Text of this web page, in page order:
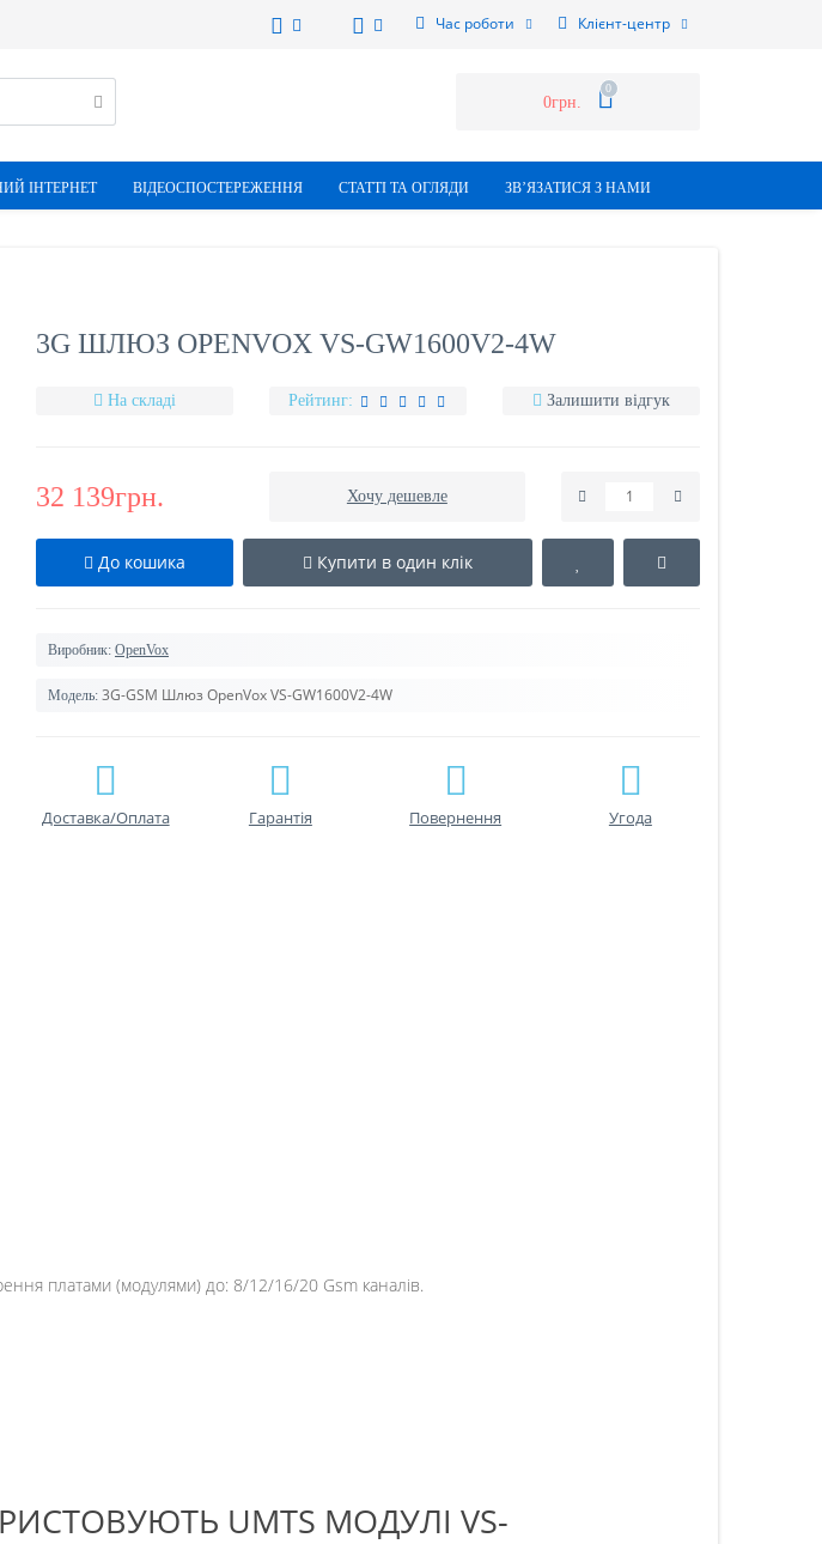
Час роботи Клієнт-центр
0грн.
0
ІНТЕРНЕТ ВІДЕОСПОСТЕРЕЖЕННЯ СТАТТI ТА ОГЛЯДИ ЗВ’ЯЗАТИСЯ З НАМИ
3G ШЛЮЗ OPENVOX VS-GW1600V2-4W
На складі Рейтинг: Залишити відгук
32 139грн. Хочу дешевле
До кошика Купити в один клік
Виробник: OpenVox
Модель: 3G-GSM Шлюз OpenVox VS-GW1600V2-4W
Доставка/Оплата Гарантiя Повернення Угода
платами (модулями) до: 8/12/16/20 Gsm каналів.
UMTS МОДУЛІ VS-